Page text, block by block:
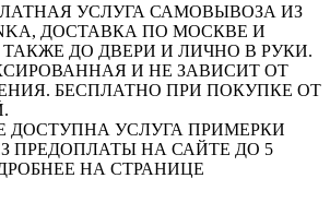
УСЛУГА САМОВЫВОЗА ИЗ
ДОСТАВКА ПО МОСКВЕ И
ДО ДВЕРИ И ЛИЧНО В РУКИ.
И НЕ ЗАВИСИТ ОТ
БЕСПЛАТНО ПРИ ПОКУПКЕ ОТ
ДОСТУПНА УСЛУГА ПРИМЕРКИ
ПРЕДОПЛАТЫ НА САЙТЕ ДО 5
НА СТРАНИЦЕ